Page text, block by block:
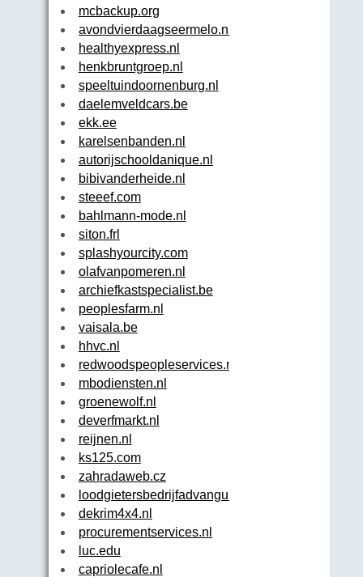
mcbackup.org
avondvierdaagseermelo.nl
healthyexpress.nl
henkbruntgroep.nl
speeltuindoornenburg.nl
daelemveldcars.be
ekk.ee
karelsenbanden.nl
autorijschooldanique.nl
bibivanderheide.nl
steeef.com
bahlmann-mode.nl
siton.frl
splashyourcity.com
olafvanpomeren.nl
archiefkastspecialist.be
peoplesfarm.nl
vaisala.be
hhvc.nl
redwoodspeopleservices.nl
mbodiensten.nl
groenewolf.nl
deverfmarkt.nl
reijnen.nl
ks125.com
zahradaweb.cz
loodgietersbedrijfadvangurp.nl
dekrim4x4.nl
procurementservices.nl
luc.edu
capriolecafe.nl